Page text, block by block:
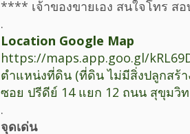
**** เจ้าของขายเอง สนใจโทร ส
.
Location Google Map
https://maps.app.goo.gl/
ตำแหน่งที่ดิน (ที่ดิน ไม่มีสิ่งปลูกสร้า
ซอย ปรีดีย์ 14 แยก 12 ถนน สุขุมวิ
.
จุดเด่น